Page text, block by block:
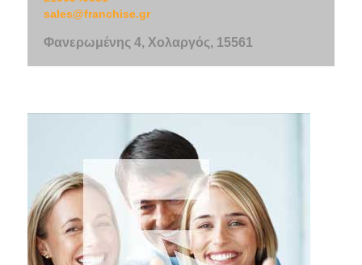
sales@franchise.gr
Φανερωμένης 4, Χολαργός, 15561